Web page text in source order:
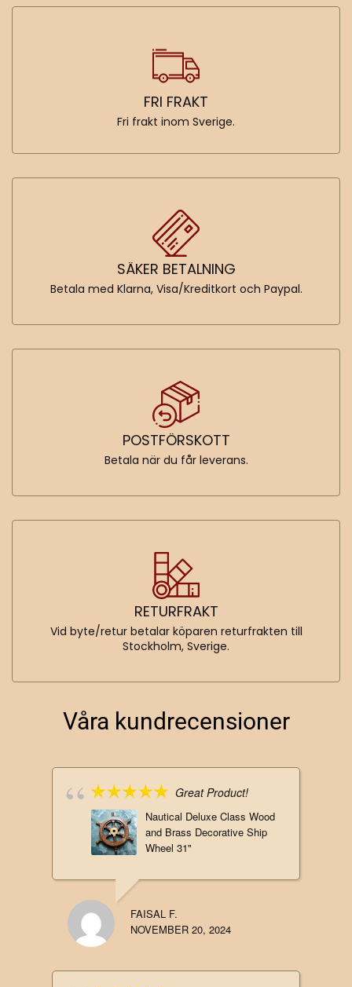
FRI FRAKT
Fri frakt inom Sverige.
SÄKER BETALNING
Betala med Klarna, Visa/Kreditkort och Paypal.
POSTFÖRSKOTT
Betala när du får leverans.
RETURFRAKT
Vid byte/retur betalar köparen returfrakten till
Stockholm, Sverige.
Våra kundrecensioner
Great Product!
Nautical Deluxe Class Wood
and Brass Decorative Ship
Wheel 31"
FAISAL F.
NOVEMBER 20, 2024